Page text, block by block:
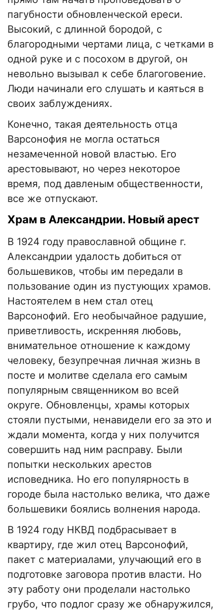
пагубности обновленческой ереси.
Высокий, с длинной бородой, с
благородными чертами лица, с четками в
одной руке и с посохом в другой, он
невольно вызывал к себе благоговение.
Люди начинали его слушать и каяться в
своих заблуждениях.
Конечно, такая деятельность отца
Варсонофия не могла остаться
незамеченной новой властью. Его
арестовывают, но через некоторое
время, под давленым общественности,
все же отпускают.
Храм в Александрии. Новый арест
В 1924 году православной общине г.
Александрии удалость добиться от
большевиков, чтобы им передали в
пользование один из пустующих храмов.
Настоятелем в нем стал отец
Варсонофий. Его необычайное радушие,
приветливость, искренняя любовь,
внимательное отношение к каждому
человеку, безупречная личная жизнь в
посте и молитве сделала его самым
популярным священником во всей
округе. Обновленцы, храмы которых
стояли пустыми, ненавидели его за это и
ждали момента, когда у них получится
совершить над ним расправу. Были
попытки нескольких арестов
исповедника. Но его популярность в
городе была настолько велика, что даже
большевики боялись волнения народа.
В 1924 году НКВД подбрасывает в
квартиру, где жил отец Варсонофий,
пакет с материалами, улучающий его в
подготовке заговора против власти. Но
эту работу они проделали настолько
грубо, что подлог сразу же обнаружился,